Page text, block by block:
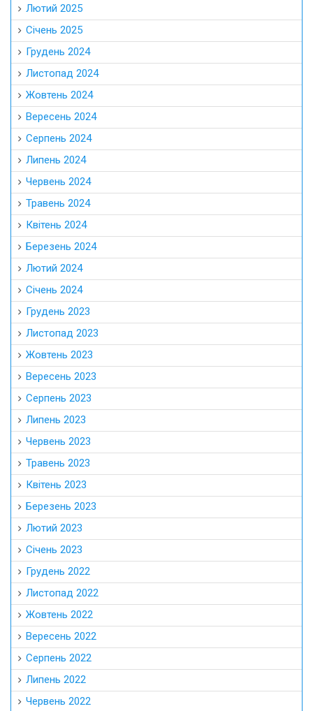
Лютий 2025
Січень 2025
Грудень 2024
Листопад 2024
Жовтень 2024
Вересень 2024
Серпень 2024
Липень 2024
Червень 2024
Травень 2024
Квітень 2024
Березень 2024
Лютий 2024
Січень 2024
Грудень 2023
Листопад 2023
Жовтень 2023
Вересень 2023
Серпень 2023
Липень 2023
Червень 2023
Травень 2023
Квітень 2023
Березень 2023
Лютий 2023
Січень 2023
Грудень 2022
Листопад 2022
Жовтень 2022
Вересень 2022
Серпень 2022
Липень 2022
Червень 2022